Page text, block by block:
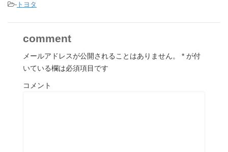
- トヨタ
comment
メールアドレスが公開されることはありません。 * が付
いている欄は必須項目です
コメント